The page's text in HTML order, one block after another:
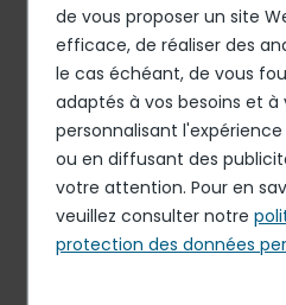
marché
France, Pierre
nommé
des marchés
et santé
de vous proposer un site
efficace, de réaliser des
le cas échéant, de vous
adaptés à vos besoins et à
personnalisant
ou en diffusant des
votre attention. Pour en
veuillez consulter notre
protection des données